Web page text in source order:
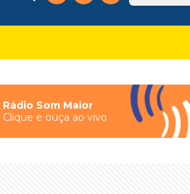
Rádio Som Maior
Clique e ouça ao vivo